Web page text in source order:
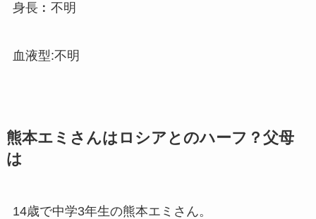
身長︰不明
血液型:不明
熊本エミさんはロシアとのハーフ？父母
は
14歳で中学3年生の熊本エミさん。